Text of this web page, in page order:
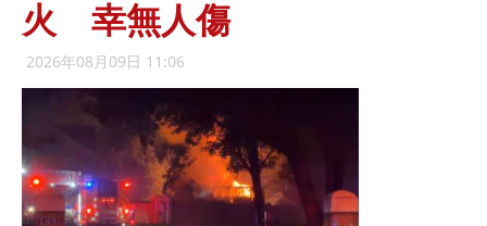
火 幸無人傷
2026年08月09日 11:06